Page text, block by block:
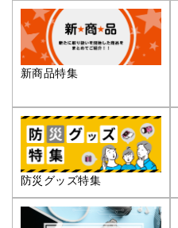
新商品特集
防災グッズ特集